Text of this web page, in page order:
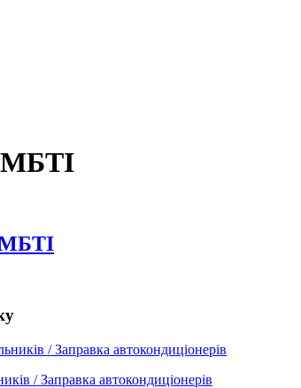
МБТІ
/ Заправка автокондиціонерів